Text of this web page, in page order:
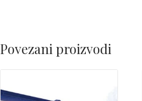
Povezani proizvodi